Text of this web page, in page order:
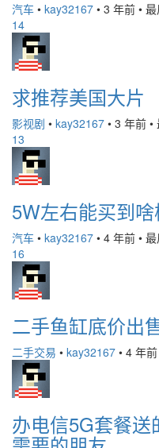
汽车 • kay32167 • 3 年前 •
14
求推荐美国大片
影视剧 • kay32167 • 3 年前 •
13
5W左右能买到啥
汽车 • kay32167 • 4 年前 •
16
二手鱼缸底价出
二手交易 • kay32167 • 4 年前
办电信5G套餐